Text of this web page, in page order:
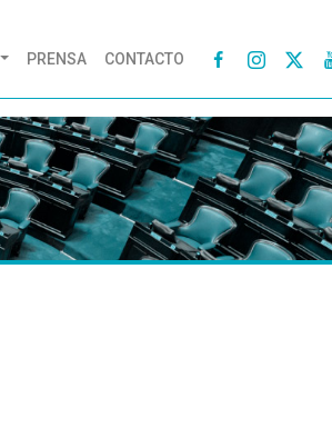
PRENSA CONTACTO 